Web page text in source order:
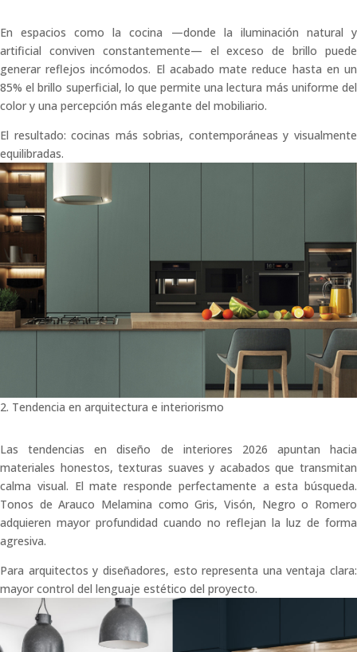
En espacios como la cocina —donde la iluminación natural y
artificial conviven constantemente— el exceso de brillo puede
generar reflejos incómodos. El acabado mate reduce hasta en un
85% el brillo superficial, lo que permite una lectura más uniforme del
color y una percepción más elegante del mobiliario.
El resultado: cocinas más sobrias, contemporáneas y visualmente
equilibradas.
2. Tendencia en arquitectura e interiorismo
Las tendencias en diseño de interiores 2026 apuntan hacia
materiales honestos, texturas suaves y acabados que transmitan
calma visual. El mate responde perfectamente a esta búsqueda.
Tonos de Arauco Melamina como Gris, Visón, Negro o Romero
adquieren mayor profundidad cuando no reflejan la luz de forma
agresiva.
Para arquitectos y diseñadores, esto representa una ventaja clara:
mayor control del lenguaje estético del proyecto.